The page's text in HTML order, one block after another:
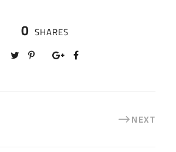
0 SHARES
NEXT